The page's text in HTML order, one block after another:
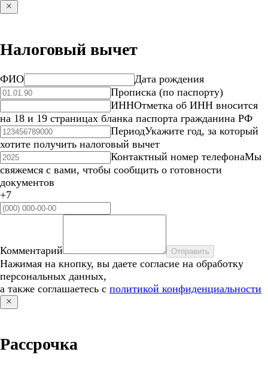
Налоговый вычет
ФИО
Дата рождения
Прописка (по паспорту)
ИННОтметка об ИНН вносится
на 18 и 19 страницах бланка паспорта гражданина РФ
ПериодУкажите год, за который
хотите получить налоговый вычет
Контактный номер телефонаМы
свяжемся с вами, чтобы сообщить о готовности
документов
+7
Комментарий Отправить
Нажимая на кнопку, вы даете согласие на обработку
персональных данных,
а также соглашаетесь с политикой конфиденциальности
Рассрочка